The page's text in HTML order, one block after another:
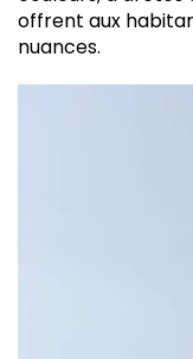
offrent aux
nuances.